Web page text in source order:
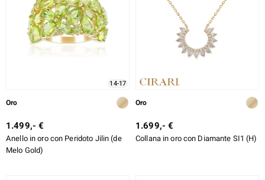
14-17
Oro
1.499,- €
Anello in oro con Peridoto Jilin (de
Melo Gold)
Oro
1.699,- €
Collana in oro con Diamante SI1 (H)